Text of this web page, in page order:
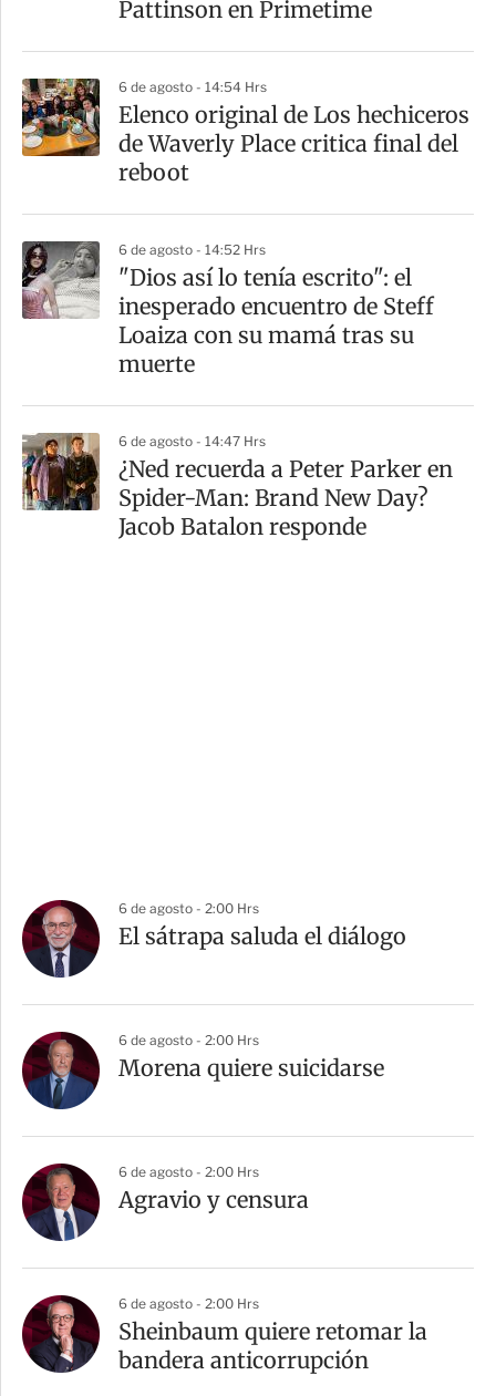
Pattinson en Primetime
6 de agosto - 14:54 Hrs
Elenco original de Los hechiceros
de Waverly Place critica final del
reboot
6 de agosto - 14:52 Hrs
"Dios así lo tenía escrito": el
inesperado encuentro de Steff
Loaiza con su mamá tras su
muerte
6 de agosto - 14:47 Hrs
¿Ned recuerda a Peter Parker en
Spider-Man: Brand New Day?
Jacob Batalon responde
6 de agosto - 2:00 Hrs
El sátrapa saluda el diálogo
6 de agosto - 2:00 Hrs
Morena quiere suicidarse
6 de agosto - 2:00 Hrs
Agravio y censura
6 de agosto - 2:00 Hrs
Sheinbaum quiere retomar la
bandera anticorrupción